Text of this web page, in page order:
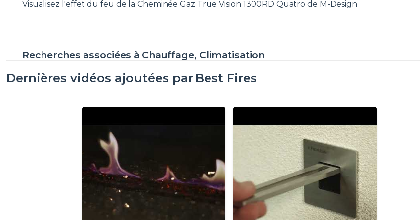
Visualisez l'effet du feu de la Cheminée Gaz True Vision 1300RD Quatro de M-Design
Recherches associées à Chauffage, Climatisation
Dernières vidéos ajoutées par Best Fires